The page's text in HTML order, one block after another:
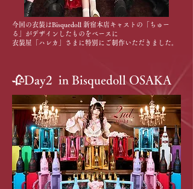
今回の衣装はBisquedoll 新宿本店キャストの「ちゅー
る」がデザインしたものをベースに
衣装屋「ハレカ」さまに特別にご制作いただきました。
🥀Day2 in Bisquedoll OSAKA